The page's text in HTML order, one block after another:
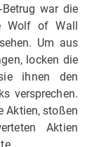
war die
Wolf of Wall
Um aus
locken die
ihnen den
versprechen.
Aktien, stoßen
Aktien